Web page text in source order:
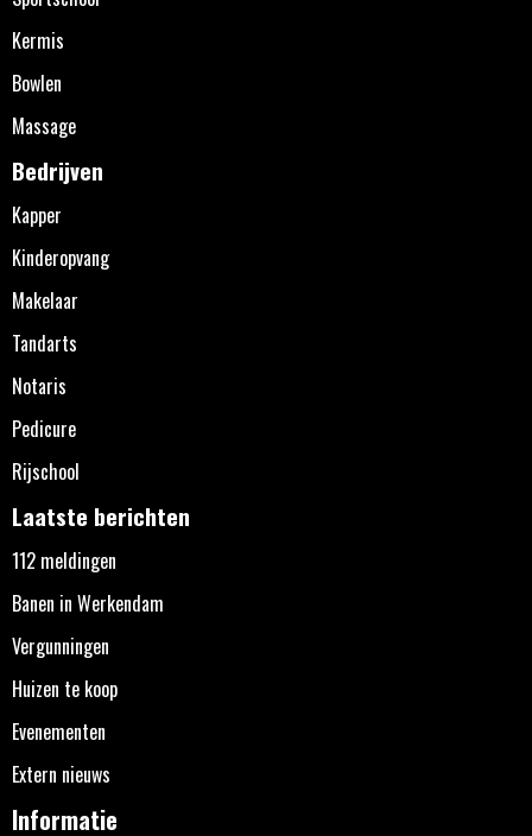
Kermis
Bowlen
Massage
Bedrijven
Kapper
Kinderopvang
Makelaar
Tandarts
Notaris
Pedicure
Rijschool
Laatste berichten
112 meldingen
Banen in Werkendam
Vergunningen
Huizen te koop
Evenementen
Extern nieuws
Informatie